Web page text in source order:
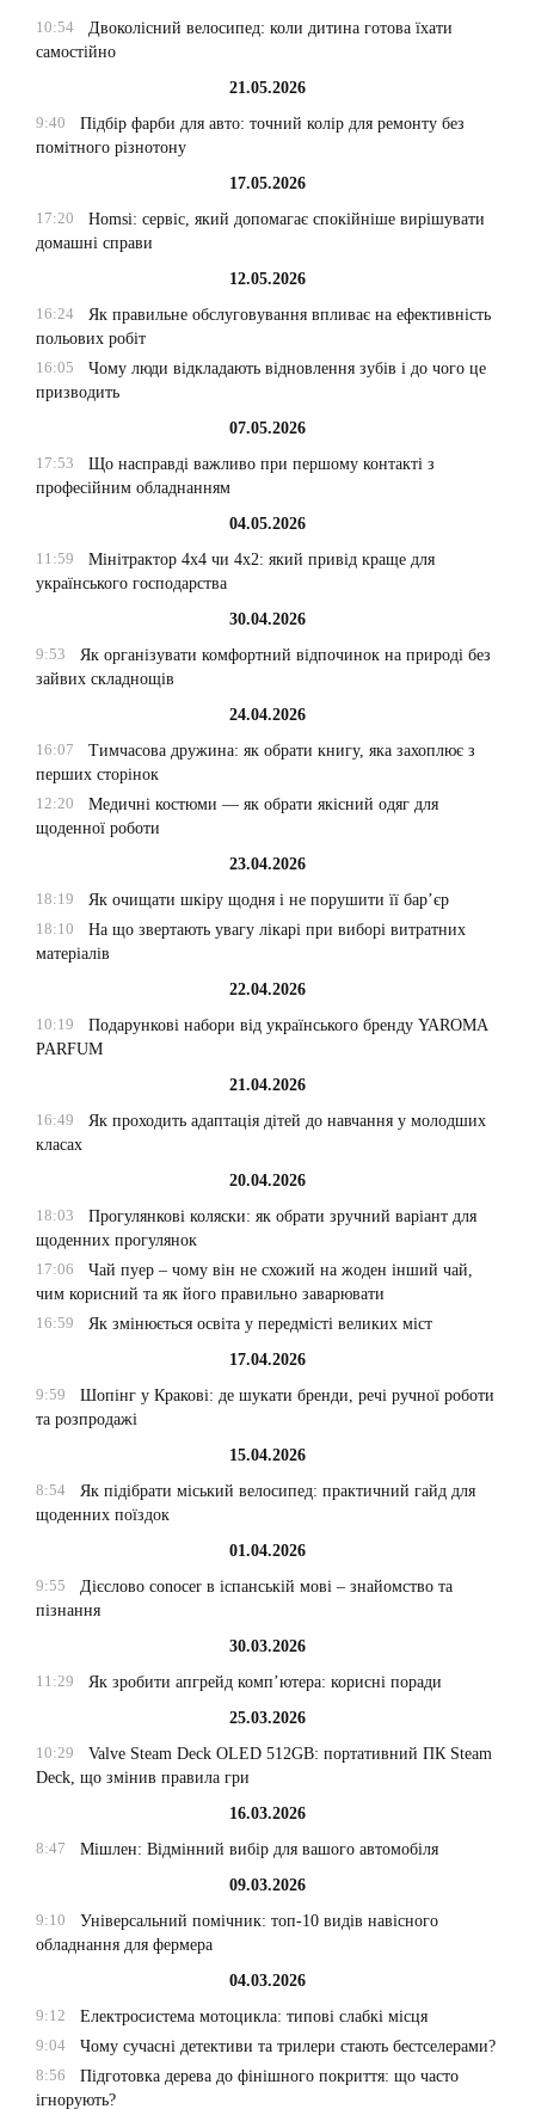
10:54
Двоколісний велосипед: коли дитина готова їхати
самостійно
21.05.2026
9:40
Підбір фарби для авто: точний колір для ремонту без
помітного різнотону
17.05.2026
17:20
Homsi: сервіс, який допомагає спокійніше вирішувати
домашні справи
12.05.2026
16:24
Як правильне обслуговування впливає на ефективність
польових робіт
16:05
Чому люди відкладають відновлення зубів і до чого це
призводить
07.05.2026
17:53
Що насправді важливо при першому контакті з
професійним обладнанням
04.05.2026
11:59
Мінітрактор 4х4 чи 4х2: який привід краще для
українського господарства
30.04.2026
9:53
Як організувати комфортний відпочинок на природі без
зайвих складнощів
24.04.2026
16:07
Тимчасова дружина: як обрати книгу, яка захоплює з
перших сторінок
12:20
Медичні костюми — як обрати якісний одяг для
щоденної роботи
23.04.2026
18:19
Як очищати шкіру щодня і не порушити її бар’єр
18:10
На що звертають увагу лікарі при виборі витратних
матеріалів
22.04.2026
10:19
Подарункові набори від українського бренду YAROMA
PARFUM
21.04.2026
16:49
Як проходить адаптація дітей до навчання у молодших
класах
20.04.2026
18:03
Прогулянкові коляски: як обрати зручний варіант для
щоденних прогулянок
17:06
Чай пуер – чому він не схожий на жоден інший чай,
чим корисний та як його правильно заварювати
16:59
Як змінюється освіта у передмісті великих міст
17.04.2026
9:59
Шопінг у Кракові: де шукати бренди, речі ручної роботи
та розпродажі
15.04.2026
8:54
Як підібрати міський велосипед: практичний гайд для
щоденних поїздок
01.04.2026
9:55
Дієслово conocer в іспанській мові – знайомство та
пізнання
30.03.2026
11:29
Як зробити апгрейд комп’ютера: корисні поради
25.03.2026
10:29
Valve Steam Deck OLED 512GB: портативний ПК Steam
Deck, що змінив правила гри
16.03.2026
8:47
Мішлен: Відмінний вибір для вашого автомобіля
09.03.2026
9:10
Універсальний помічник: топ-10 видів навісного
обладнання для фермера
04.03.2026
9:12
Електросистема мотоцикла: типові слабкі місця
9:04
Чому сучасні детективи та трилери стають бестселерами?
8:56
Підготовка дерева до фінішного покриття: що часто
ігнорують?